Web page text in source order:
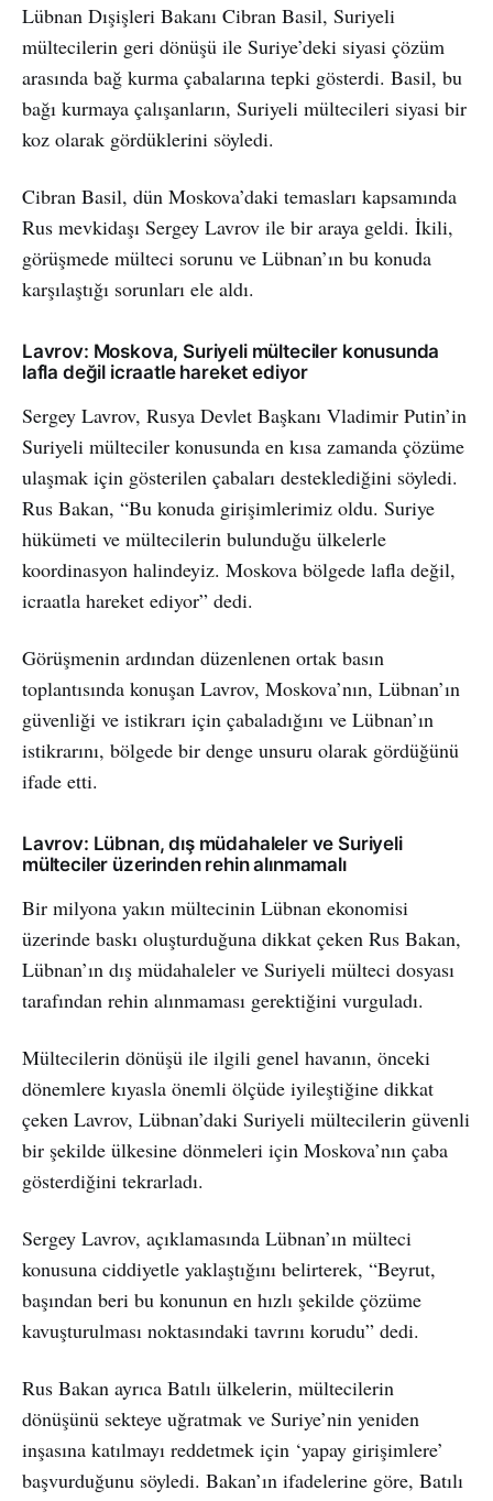
Lübnan Dışişleri Bakanı Cibran Basil, Suriyeli
mültecilerin geri dönüşü ile Suriye’deki siyasi çözüm
arasında bağ kurma çabalarına tepki gösterdi. Basil, bu
bağı kurmaya çalışanların, Suriyeli mültecileri siyasi bir
koz olarak gördüklerini söyledi.
Cibran Basil, dün Moskova’daki temasları kapsamında
Rus mevkidaşı Sergey Lavrov ile bir araya geldi. İkili,
görüşmede mülteci sorunu ve Lübnan’ın bu konuda
karşılaştığı sorunları ele aldı.
Lavrov: Moskova, Suriyeli mülteciler konusunda
lafla değil icraatle hareket ediyor
Sergey Lavrov, Rusya Devlet Başkanı Vladimir Putin’in
Suriyeli mülteciler konusunda en kısa zamanda çözüme
ulaşmak için gösterilen çabaları desteklediğini söyledi.
Rus Bakan, “Bu konuda girişimlerimiz oldu. Suriye
hükümeti ve mültecilerin bulunduğu ülkelerle
koordinasyon halindeyiz. Moskova bölgede lafla değil,
icraatla hareket ediyor” dedi.
Görüşmenin ardından düzenlenen ortak basın
toplantısında konuşan Lavrov, Moskova’nın, Lübnan’ın
güvenliği ve istikrarı için çabaladığını ve Lübnan’ın
istikrarını, bölgede bir denge unsuru olarak gördüğünü
ifade etti.
Lavrov: Lübnan, dış müdahaleler ve Suriyeli
mülteciler üzerinden rehin alınmamalı
Bir milyona yakın mültecinin Lübnan ekonomisi
üzerinde baskı oluşturduğuna dikkat çeken Rus Bakan,
Lübnan’ın dış müdahaleler ve Suriyeli mülteci dosyası
tarafından rehin alınmaması gerektiğini vurguladı.
Mültecilerin dönüşü ile ilgili genel havanın, önceki
dönemlere kıyasla önemli ölçüde iyileştiğine dikkat
çeken Lavrov, Lübnan’daki Suriyeli mültecilerin güvenli
bir şekilde ülkesine dönmeleri için Moskova’nın çaba
gösterdiğini tekrarladı.
Sergey Lavrov, açıklamasında Lübnan’ın mülteci
konusuna ciddiyetle yaklaştığını belirterek, “Beyrut,
başından beri bu konunun en hızlı şekilde çözüme
kavuşturulması noktasındaki tavrını korudu” dedi.
Rus Bakan ayrıca Batılı ülkelerin, mültecilerin
dönüşünü sekteye uğratmak ve Suriye’nin yeniden
inşasına katılmayı reddetmek için ‘yapay girişimlere’
başvurduğunu söyledi. Bakan’ın ifadelerine göre, Batılı